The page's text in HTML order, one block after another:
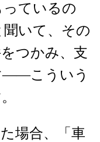
ているの
いて、その
つかみ、支
――こういう
場合、「車